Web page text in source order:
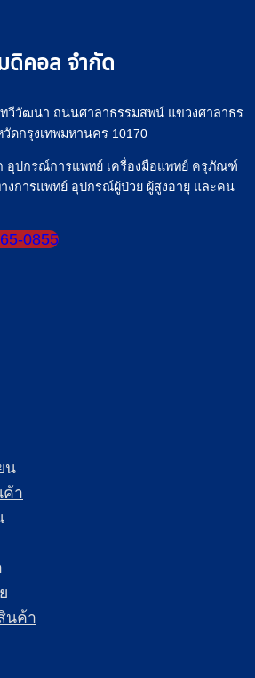
ดิคอล จำกัด
ทวีวัฒนา ถนนศาลาธรรมสพน์ แขวงศาลาธร
ดกรุงเทพมหานคร 10170
อุปกรณ์การแพทย์ เครื่องมือแพทย์ ครุภัณฑ์
งการแพทย์ อุปกรณ์ผู้ป่วย ผู้สูงอายุ และคน
0855
น
ค้า
นค้า